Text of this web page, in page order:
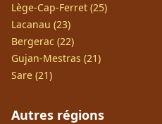
Lège-Cap-Ferret (25)
Lacanau (23)
Bergerac (22)
Gujan-Mestras (21)
Sare (21)
Autres régions